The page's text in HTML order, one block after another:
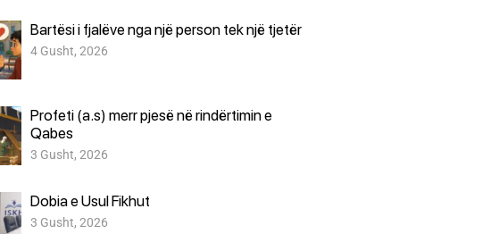
Bartësi i fjalëve nga një person tek një tjetër
4 Gusht, 2026
Profeti (a.s) merr pjesë në rindërtimin e
Qabes
3 Gusht, 2026
Dobia e Usul Fikhut
3 Gusht, 2026